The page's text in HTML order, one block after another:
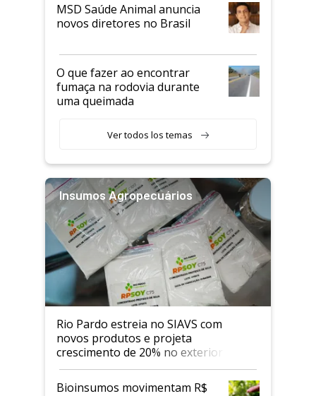
MSD Saúde Animal anuncia
novos diretores no Brasil
O que fazer ao encontrar
fumaça na rodovia durante
uma queimada
Ver todos los temas
Insumos Agropecuários
Rio Pardo estreia no SIAVS com
novos produtos e projeta
crescimento de 20% no exterior
Bioinsumos movimentam R$